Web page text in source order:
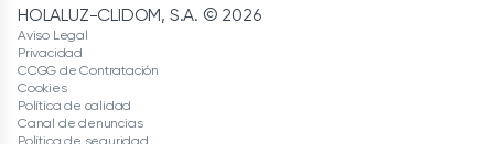
HOLALUZ-CLIDOM, S.A. © 2026
Aviso Legal
Privacidad
CCGG de Contratación
Cookies
Política de calidad
Canal de denuncias
Política de seguridad